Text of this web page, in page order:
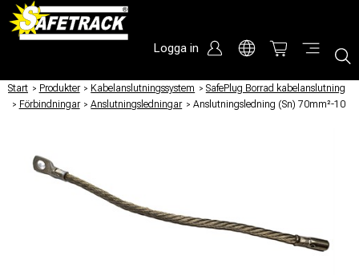
Logga in
Start / Produkter / Kabelanslutningssystem / SafePlug Borrad kabelanslutning
/ Förbindningar / Anslutningsledningar / Anslutningsledning (Sn) 70mm²-10